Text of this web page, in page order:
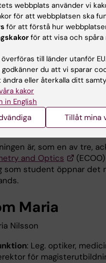
rollen att
om att de som
ansvar för
och i takt med det
inom ögonsjukvården.
som magistrar i klinisk
spännande yrkesår
med att bygga
är, som en av tre,
and Optics
som student öppnar det
Maria
Nilsson
: Leg. optiker,
för
webbplats använder vi
för att webbplatsen ska
för att förstå hur
för att visa och
till länder utanför
du att vi sparar
ändra eller återkalla ditt
kakor
in English
Tillåt mina